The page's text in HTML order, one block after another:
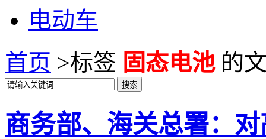
电动车
首页 >标签 固态电池的
商务部、海关总署：